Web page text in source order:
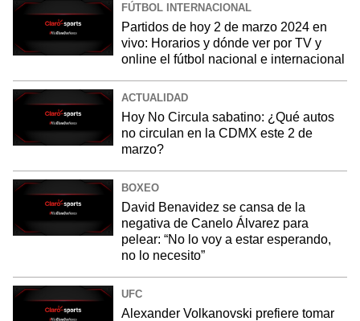
FÚTBOL INTERNACIONAL
Partidos de hoy 2 de marzo 2024 en
vivo: Horarios y dónde ver por TV y
online el fútbol nacional e internacional
ACTUALIDAD
Hoy No Circula sabatino: ¿Qué autos
no circulan en la CDMX este 2 de
marzo?
BOXEO
David Benavidez se cansa de la
negativa de Canelo Álvarez para
pelear: “No lo voy a estar esperando,
no lo necesito”
UFC
Alexander Volkanovski prefiere tomar